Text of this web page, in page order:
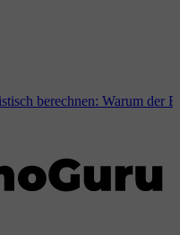
berechnen: Warum der